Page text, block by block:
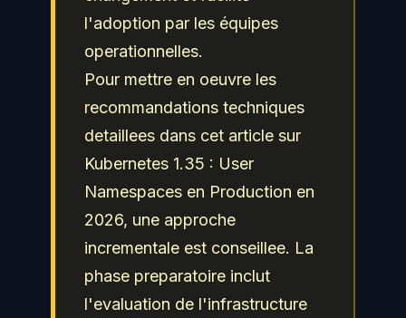
l'adoption par les équipes
operationnelles.
Pour mettre en oeuvre les
recommandations techniques
detaillees dans cet article sur
Kubernetes 1.35 : User
Namespaces en Production en
2026, une approche
incrementale est conseillee. La
phase preparatoire inclut
l'evaluation de l'infrastructure